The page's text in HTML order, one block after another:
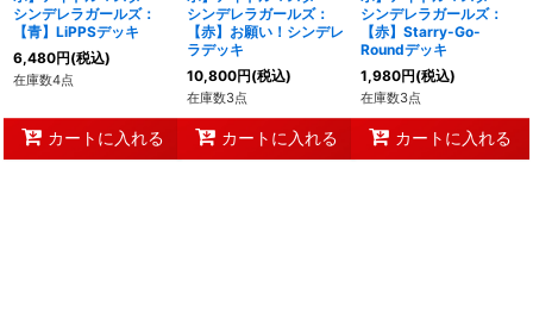
シンデレラガールズ：
【青】LiPPSデッキ
6,480円(税込)
在庫数4点
カートに入れる
シンデレラガールズ：
【赤】お願い！シンデレ
ラデッキ
10,800円(税込)
在庫数3点
カートに入れる
シンデレラガールズ：
【赤】Starry-Go-
Roundデッキ
1,980円(税込)
在庫数3点
カートに入れる